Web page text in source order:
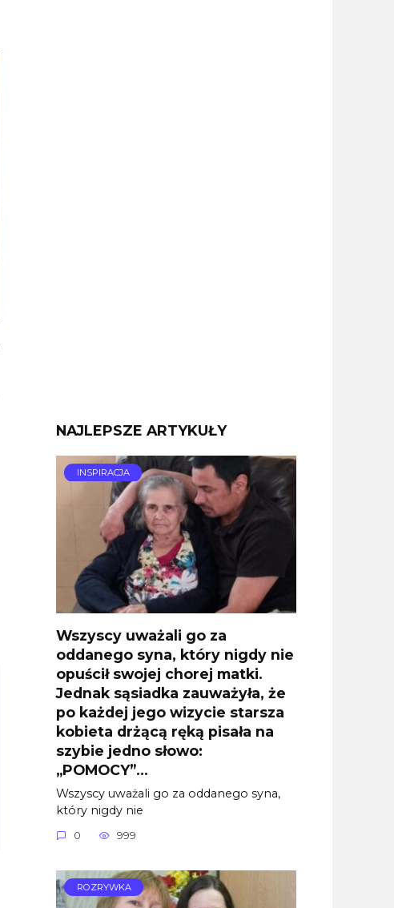
NAJLEPSZE ARTYKUŁY
INSPIRACJA
Wszyscy uważali go za
oddanego syna, który nigdy nie
opuścił swojej chorej matki.
Jednak sąsiadka zauważyła, że
po każdej jego wizycie starsza
kobieta drżącą ręką pisała na
szybie jedno słowo:
„POMOCY”…
Wszyscy uważali go za oddanego syna,
który nigdy nie
0 999
ROZRYWKA